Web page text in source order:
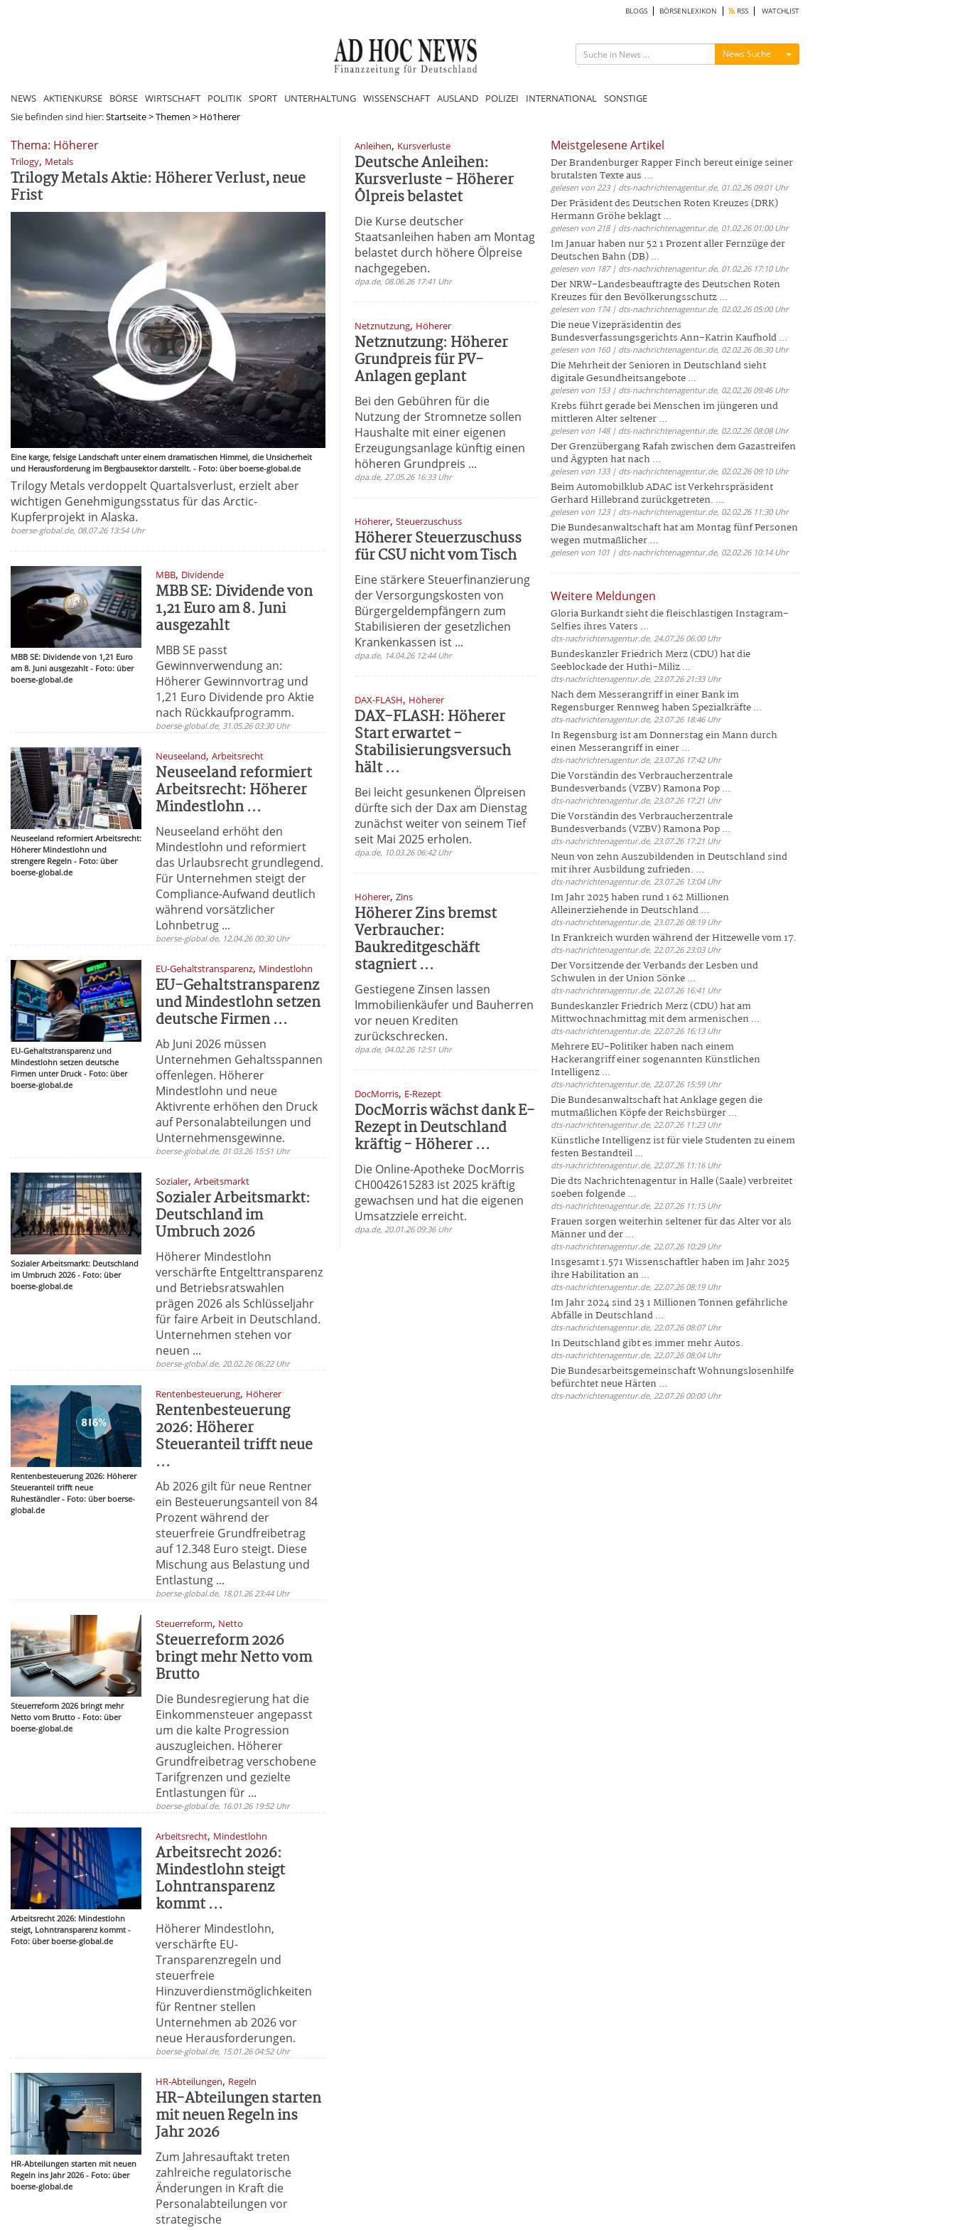
BLOGS BÖRSENLEXIKON RSS WATCHLIST
News Suche Menü ein-/ausblenden
NEWS AKTIENKURSE BÖRSE WIRTSCHAFT POLITIK SPORT UNTERHALTUNG WISSENSCHAFT AUSLAND POLIZEI INTERNATIONAL SONSTIGE
Sie befinden sind hier:Startseite>Themen > Hö1herer
Thema: Höherer
Trilogy, Metals
Trilogy Metals Aktie: Höherer Verlust, neue
Frist
Eine karge, felsige Landschaft unter einem dramatischen Himmel, die Unsicherheit
und Herausforderung im Bergbausektor darstellt. - Foto: über boerse-global.de
Trilogy Metals verdoppelt Quartalsverlust, erzielt aber
wichtigen Genehmigungsstatus für das Arctic-
Kupferprojekt in Alaska.
boerse-global.de, 08.07.26 13:54 Uhr
MBB SE: Dividende von 1,21 Euro
am 8. Juni ausgezahlt - Foto: über
boerse-global.de
MBB, Dividende
MBB SE: Dividende von
1,21 Euro am 8. Juni
ausgezahlt
MBB SE passt
Gewinnverwendung an:
Höherer Gewinnvortrag und
1,21 Euro Dividende pro Aktie
nach Rückkaufprogramm.
boerse-global.de, 31.05.26 03:30 Uhr
Neuseeland reformiert Arbeitsrecht:
Höherer Mindestlohn und
strengere Regeln - Foto: über
boerse-global.de
Neuseeland,Arbeitsrecht
Neuseeland reformiert
Arbeitsrecht: Höherer
Mindestlohn ...
Neuseeland erhöht den
Mindestlohn und reformiert
das Urlaubsrecht grundlegend.
Für Unternehmen steigt der
Compliance-Aufwand deutlich
während vorsätzlicher
Lohnbetrug ...
boerse-global.de, 12.04.26 00:30 Uhr
EU-Gehaltstransparenz und
Mindestlohn setzen deutsche
Firmen unter Druck - Foto: über
boerse-global.de
EU-Gehaltstransparenz, Mindestlohn
EU-Gehaltstransparenz
und Mindestlohn setzen
deutsche Firmen ...
Ab Juni 2026 müssen
Unternehmen Gehaltsspannen
offenlegen. Höherer
Mindestlohn und neue
Aktivrente erhöhen den Druck
auf Personalabteilungen und
Unternehmensgewinne.
boerse-global.de, 01.03.26 15:51 Uhr
Sozialer Arbeitsmarkt: Deutschland
im Umbruch 2026 - Foto: über
boerse-global.de
Sozialer,Arbeitsmarkt
Sozialer Arbeitsmarkt:
Deutschland im
Umbruch 2026
Höherer Mindestlohn
verschärfte Entgelttransparenz
und Betriebsratswahlen
prägen 2026 als Schlüsseljahr
für faire Arbeit in Deutschland.
Unternehmen stehen vor
neuen ...
boerse-global.de, 20.02.26 06:22 Uhr
Rentenbesteuerung 2026: Höherer
Steueranteil trifft neue
Ruheständler - Foto: über boerse-
global.de
Rentenbesteuerung, Höherer
Rentenbesteuerung
2026: Höherer
Steueranteil trifft neue
...
Ab 2026 gilt für neue Rentner
ein Besteuerungsanteil von 84
Prozent während der
steuerfreie Grundfreibetrag
auf 12.348 Euro steigt. Diese
Mischung aus Belastung und
Entlastung ...
boerse-global.de, 18.01.26 23:44 Uhr
Steuerreform 2026 bringt mehr
Netto vom Brutto - Foto: über
boerse-global.de
Steuerreform, Netto
Steuerreform 2026
bringt mehr Netto vom
Brutto
Die Bundesregierung hat die
Einkommensteuer angepasst
um die kalte Progression
auszugleichen. Höherer
Grundfreibetrag verschobene
Tarifgrenzen und gezielte
Entlastungen für ...
boerse-global.de, 16.01.26 19:52 Uhr
Arbeitsrecht 2026: Mindestlohn
steigt, Lohntransparenz kommt -
Foto: über boerse-global.de
Arbeitsrecht, Mindestlohn
Arbeitsrecht 2026:
Mindestlohn steigt
Lohntransparenz
kommt ...
Höherer Mindestlohn,
verschärfte EU-
Transparenzregeln und
steuerfreie
Hinzuverdienstmöglichkeiten
für Rentner stellen
Unternehmen ab 2026 vor
neue Herausforderungen.
boerse-global.de, 15.01.26 04:52 Uhr
HR-Abteilungen starten mit neuen
Regeln ins Jahr 2026 - Foto: über
boerse-global.de
HR-Abteilungen, Regeln
HR-Abteilungen starten
mit neuen Regeln ins
Jahr 2026
Zum Jahresauftakt treten
zahlreiche regulatorische
Änderungen in Kraft die
Personalabteilungen vor
strategische
Anleihen, Kursverluste
Deutsche Anleihen:
Kursverluste - Höherer
Ölpreis belastet
Die Kurse deutscher
Staatsanleihen haben am Montag
belastet durch höhere Ölpreise
nachgegeben.
dpa.de, 08.06.26 17:41 Uhr
Netznutzung, Höherer
Netznutzung: Höherer
Grundpreis für PV-
Anlagen geplant
Bei den Gebühren für die
Nutzung der Stromnetze sollen
Haushalte mit einer eigenen
Erzeugungsanlage künftig einen
höheren Grundpreis ...
dpa.de, 27.05.26 16:33 Uhr
Höherer, Steuerzuschuss
Höherer Steuerzuschuss
für CSU nicht vom Tisch
Eine stärkere Steuerfinanzierung
der Versorgungskosten von
Bürgergeldempfängern zum
Stabilisieren der gesetzlichen
Krankenkassen ist ...
dpa.de, 14.04.26 12:44 Uhr
DAX-FLASH, Höherer
DAX-FLASH: Höherer
Start erwartet -
Stabilisierungsversuch
hält ...
Bei leicht gesunkenen Ölpreisen
dürfte sich der Dax am Dienstag
zunächst weiter von seinem Tief
seit Mai 2025 erholen.
dpa.de, 10.03.26 06:42 Uhr
Höherer, Zins
Höherer Zins bremst
Verbraucher:
Baukreditgeschäft
stagniert ...
Gestiegene Zinsen lassen
Immobilienkäufer und Bauherren
vor neuen Krediten
zurückschrecken.
dpa.de, 04.02.26 12:51 Uhr
DocMorris, E-Rezept
DocMorris wächst dank E-
Rezept in Deutschland
kräftig - Höherer ...
Die Online-Apotheke DocMorris
CH0042615283 ist 2025 kräftig
gewachsen und hat die eigenen
Umsatzziele erreicht.
dpa.de, 20.01.26 09:36 Uhr
Meistgelesene Artikel
Der Brandenburger Rapper Finch bereut einige seiner
brutalsten Texte aus ...
gelesen von 223 | dts-nachrichtenagentur.de, 01.02.26 09:01 Uhr
Der Präsident des Deutschen Roten Kreuzes (DRK)
Hermann Gröhe beklagt ...
gelesen von 218 | dts-nachrichtenagentur.de, 01.02.26 01:00 Uhr
Im Januar haben nur 52 1 Prozent aller Fernzüge der
Deutschen Bahn (DB) ...
gelesen von 187 | dts-nachrichtenagentur.de, 01.02.26 17:10 Uhr
Der NRW-Landesbeauftragte des Deutschen Roten
Kreuzes für den Bevölkerungsschutz ...
gelesen von 174 | dts-nachrichtenagentur.de, 02.02.26 05:00 Uhr
Die neue Vizepräsidentin des
Bundesverfassungsgerichts Ann-Katrin Kaufhold ...
gelesen von 160 | dts-nachrichtenagentur.de, 02.02.26 06:30 Uhr
Die Mehrheit der Senioren in Deutschland sieht
digitale Gesundheitsangebote ...
gelesen von 153 | dts-nachrichtenagentur.de, 02.02.26 09:46 Uhr
Krebs führt gerade bei Menschen im jüngeren und
mittleren Alter seltener ...
gelesen von 148 | dts-nachrichtenagentur.de, 02.02.26 08:08 Uhr
Der Grenzübergang Rafah zwischen dem Gazastreifen
und Ägypten hat nach ...
gelesen von 133 | dts-nachrichtenagentur.de, 02.02.26 09:10 Uhr
Beim Automobilklub ADAC ist Verkehrspräsident
Gerhard Hillebrand zurückgetreten. ...
gelesen von 123 | dts-nachrichtenagentur.de, 02.02.26 11:30 Uhr
Die Bundesanwaltschaft hat am Montag fünf Personen
wegen mutmaßlicher ...
gelesen von 101 | dts-nachrichtenagentur.de, 02.02.26 10:14 Uhr
Weitere Meldungen
Gloria Burkandt sieht die fleischlastigen Instagram-
Selfies ihres Vaters ...
dts-nachrichtenagentur.de, 24.07.26 06:00 Uhr
Bundeskanzler Friedrich Merz (CDU) hat die
Seeblockade der Huthi-Miliz ...
dts-nachrichtenagentur.de, 23.07.26 21:33 Uhr
Nach dem Messerangriff in einer Bank im
Regensburger Rennweg haben Spezialkräfte ...
dts-nachrichtenagentur.de, 23.07.26 18:46 Uhr
In Regensburg ist am Donnerstag ein Mann durch
einen Messerangriff in einer ...
dts-nachrichtenagentur.de, 23.07.26 17:42 Uhr
Die Vorständin des Verbraucherzentrale
Bundesverbands (VZBV) Ramona Pop ...
dts-nachrichtenagentur.de, 23.07.26 17:21 Uhr
Die Vorständin des Verbraucherzentrale
Bundesverbands (VZBV) Ramona Pop ...
dts-nachrichtenagentur.de, 23.07.26 17:21 Uhr
Neun von zehn Auszubildenden in Deutschland sind
mit ihrer Ausbildung zufrieden. ...
dts-nachrichtenagentur.de, 23.07.26 13:04 Uhr
Im Jahr 2025 haben rund 1 62 Millionen
Alleinerziehende in Deutschland ...
dts-nachrichtenagentur.de, 23.07.26 08:19 Uhr
In Frankreich wurden während der Hitzewelle vom 17.
dts-nachrichtenagentur.de, 22.07.26 23:03 Uhr
Der Vorsitzende der Verbands der Lesben und
Schwulen in der Union Sönke ...
dts-nachrichtenagentur.de, 22.07.26 16:41 Uhr
Bundeskanzler Friedrich Merz (CDU) hat am
Mittwochnachmittag mit dem armenischen ...
dts-nachrichtenagentur.de, 22.07.26 16:13 Uhr
Mehrere EU-Politiker haben nach einem
Hackerangriff einer sogenannten Künstlichen
Intelligenz ...
dts-nachrichtenagentur.de, 22.07.26 15:59 Uhr
Die Bundesanwaltschaft hat Anklage gegen die
mutmaßlichen Köpfe der Reichsbürger ...
dts-nachrichtenagentur.de, 22.07.26 11:23 Uhr
Künstliche Intelligenz ist für viele Studenten zu einem
festen Bestandteil ...
dts-nachrichtenagentur.de, 22.07.26 11:16 Uhr
Die dts Nachrichtenagentur in Halle (Saale) verbreitet
soeben folgende ...
dts-nachrichtenagentur.de, 22.07.26 11:15 Uhr
Frauen sorgen weiterhin seltener für das Alter vor als
Männer und der ...
dts-nachrichtenagentur.de, 22.07.26 10:29 Uhr
Insgesamt 1.571 Wissenschaftler haben im Jahr 2025
ihre Habilitation an ...
dts-nachrichtenagentur.de, 22.07.26 08:19 Uhr
Im Jahr 2024 sind 23 1 Millionen Tonnen gefährliche
Abfälle in Deutschland ...
dts-nachrichtenagentur.de, 22.07.26 08:07 Uhr
In Deutschland gibt es immer mehr Autos.
dts-nachrichtenagentur.de, 22.07.26 08:04 Uhr
Die Bundesarbeitsgemeinschaft Wohnungslosenhilfe
befürchtet neue Härten ...
dts-nachrichtenagentur.de, 22.07.26 00:00 Uhr